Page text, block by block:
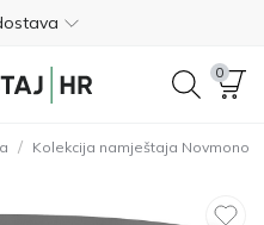
unaprijed 0
/ Kolekcija namještaja Novmono